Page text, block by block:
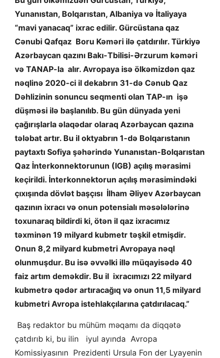
Yunanıstan, Bolqarıstan, Albaniya və İtaliyaya
“mavi yanacaq” ixrac edilir. Gürcüstana qaz
Cənubi Qafqaz Boru Kəməri ilə çatdırılır. Türkiyə
Azərbaycan qazını Bakı-Tbilisi-Ərzurum kəməri
və TANAP-la alır. Avropaya isə ölkəmizdən qaz
nəqlinə 2020-ci il dekabrın 31-də Cənub Qaz
Dəhlizinin sonuncu seqmenti olan TAP-ın işə
düşməsi ilə başlanılıb. Bu gün dünyada yeni
çağırışlarla əlaqədar olaraq Azərbaycan qazına
tələbat artır. Bu il oktyabrın 1-də Bolqarıstanın
paytaxtı Sofiya şəhərində Yunanıstan-Bolqarıstan
Qaz İnterkonnektorunun (IGB) açılış mərasimi
keçirildi. İnterkonnektorun açılış mərasimindəki
çıxışında dövlət başçısı İlham Əliyev Azərbaycan
qazının ixracı və onun potensialı məsələlərinə
toxunaraq bildirdi ki, ötən il qaz ixracımız
təxminən 19 milyard kubmetr təşkil etmişdir.
Onun 8,2 milyard kubmetri Avropaya nəql
olunmuşdur. Bu isə əvvəlki illə müqayisədə 40
faiz artım deməkdir. Bu il ixracımızı 22 milyard
kubmetrə qədər artıracağıq və onun 11,5 milyard
kubmetri Avropa istehlakçılarına çatdırılacaq.”
Baş redaktor bu mühüm məqamı da diqqətə
çatdırıb ki, bu ilin iyul ayında Avropa
Komissiyasının Prezidenti Ursula Fon der Lyayenin